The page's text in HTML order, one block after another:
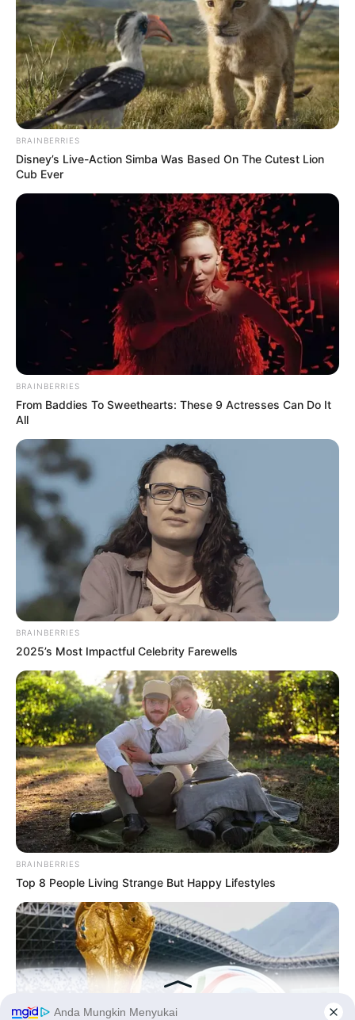
10 Pose Manekin Anti
Mainstream yang Konyol
Banget
8 Kata Lucu Seputar Malam
Minggu ala Jomblo yang Bikin
10 Desain Kanopi Tempat
Tidur, Serasa Beristirahat di
Kamar Raja
Tampil Lebih Modern, 7 Potret
Hasil Renovasi Rumah Berusia
BRAINBERRIES
Disney’s Live-Action Simba Was Based On The Cutest Lion
Cub Ever
BRAINBERRIES
From Baddies To Sweethearts: These 9 Actresses Can Do It
All
BRAINBERRIES
2025’s Most Impactful Celebrity Farewells
BRAINBERRIES
Top 8 People Living Strange But Happy Lifestyles